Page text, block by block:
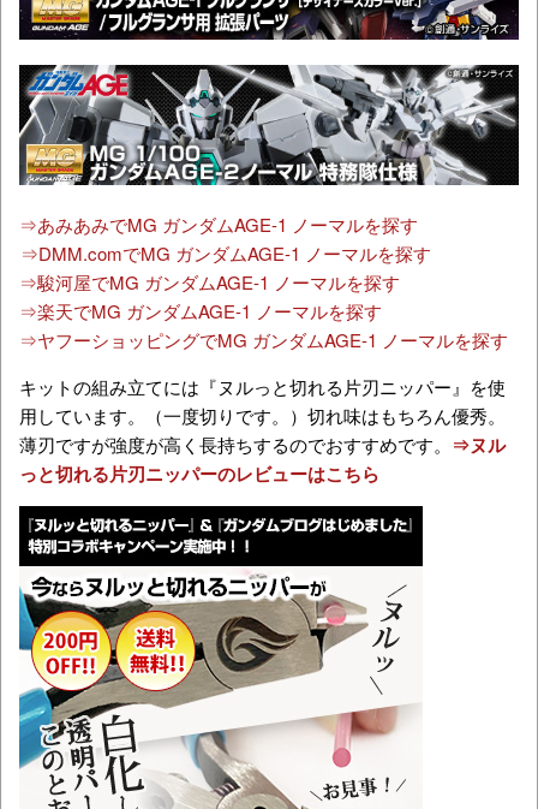
⇒あみあみでMG ガンダムAGE-1 ノーマルを探す
⇒DMM.comでMG ガンダムAGE-1 ノーマルを探す
⇒駿河屋でMG ガンダムAGE-1 ノーマルを探す
⇒楽天でMG ガンダムAGE-1 ノーマルを探す
⇒ヤフーショッピングでMG ガンダムAGE-1 ノーマルを探す
キットの組み立てには『ヌルっと切れる片刃ニッパー』を使
用しています。（一度切りです。）切れ味はもちろん優秀。
薄刃ですが強度が高く長持ちするのでおすすめです。 ⇒ヌル
っと切れる片刃ニッパーのレビューはこちら